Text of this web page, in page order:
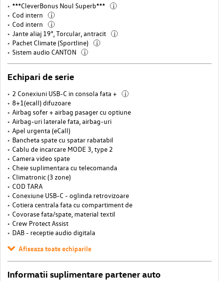
***CleverBonus Noul Superb*** i
Cod intern i
Cod intern i
Jante aliaj 19", Torcular, antracit i
Pachet Climate (Sportline) i
Sistem audio CANTON i
Echipari de serie
2 Conexiuni USB-C in consola fata + i
8+1(ecall) difuzoare
Airbag sofer + airbag pasager cu optiune
Airbag-uri laterale fata, airbag-uri
Apel urgenta (eCall)
Bancheta spate cu spatar rabatabil
Cablu de incarcare MODE 3, type 2
Camera video spate
Cheie suplimentara cu telecomanda
Climatronic (3 zone)
COD TARA
Conexiune USB-C - oglinda retrovizoare
Cotiera centrala fata cu compartiment de
Covorase fata/spate, material textil
Crew Protect Assist
DAB - receptie audio digitala
Afiseaza toate echiparile
Informatii suplimentare partener auto